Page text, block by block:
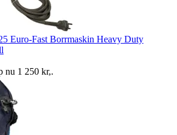
Euro-Fast Borrmaskin Heavy Duty
nu 1 250 kr,.